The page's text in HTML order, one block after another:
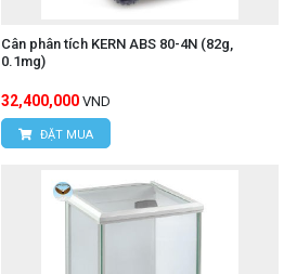
Cân phân tích KERN ABS 80-4N (82g,
0.1mg)
32,400,000 VND
ĐẶT MUA